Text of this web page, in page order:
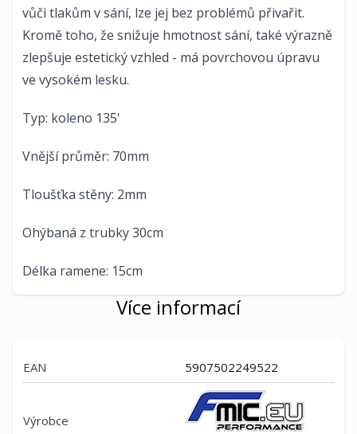
vůči tlakům v sání, lze jej bez problémů přivařit.
Kromě toho, že snižuje hmotnost sání, také výrazně
zlepšuje estetický vzhled - má povrchovou úpravu
ve vysokém lesku.
Typ: koleno 135'
Vnější průměr: 70mm
Tloušťka stěny: 2mm
Ohýbaná z trubky 30cm
Délka ramene: 15cm
Více informací
EAN 5907502249522
Výrobce